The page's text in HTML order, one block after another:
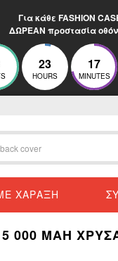
Για κάθε FASHION
ΔΩΡΕΑΝ προστασία
23
HOURS
17
MINUTES
ΧΆΡΑΞΗ
000 MAH